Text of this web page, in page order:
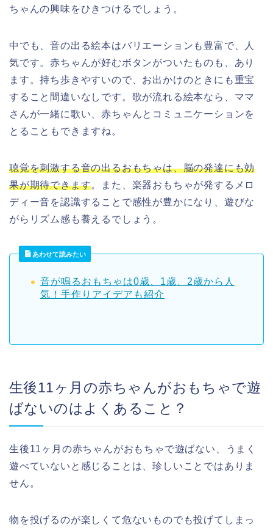
ちゃんの興味をひきつけるでしょう。
中でも、音の出る絵本はバリエーションも豊富で、人
気です。赤ちゃんが好むボタンがついたものも、あり
ます。持ち歩きやすいので、お出かけのときにも重宝
すること間違いなしです。歌が流れる絵本なら、ママ
さんが一緒に歌い、赤ちゃんとコミュニケーションを
とることもできますね。
聴覚を刺激する音の出るおもちゃは、脳の発達にも効
果が期待できます。また、楽器おもちゃが発するメロ
ディー音を認識することで感性が豊かになり、遊びな
がらリズム感も養えるでしょう。
あわせて読みたい
音が鳴るおもちゃは0歳、1歳、2歳から人
気！手作りアイデアも紹介
生後11ヶ月の赤ちゃんがおもちゃで遊
ばないのはよくあること？
生後11ヶ月の赤ちゃんがおもちゃで遊ばない、うまく
遊べていないと感じることは、珍しいことではありま
せん。
物を投げるのが楽しくて危ないものでも投げてしまっ